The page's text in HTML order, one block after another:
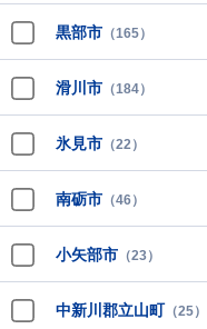
黒部市 （165）
滑川市 （184）
氷見市 （22）
南砺市 （46）
小矢部市 （23）
中新川郡立山町 （25）